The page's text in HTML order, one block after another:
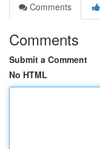
Comments
Comments
Submit a Comment
No HTML